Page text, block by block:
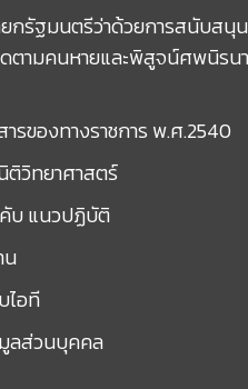
ยกรัฐมนตรีว่าด้วยการสนับสนุน
ตามคนหายและพิสูจน์ศพนิรน
รของทางราชการ พ.ศ.2540
ติวิทยาศาสตร์
บ แนวปฏิบัติ
น
ไอที
ลส่วนบุคคล